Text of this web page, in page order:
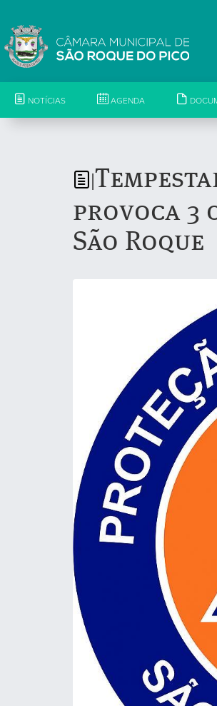
NOTÍCIAS AGENDA
provoca 3
São Roque